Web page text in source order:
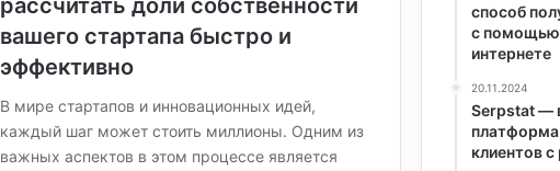
рассчитать доли собственности
вашего стартапа быстро и
эффективно
В мире стартапов и инновационных идей,
каждый шаг может стоить миллионы. Одним из
важных аспектов в этом процессе является
способ
с помощью
интернете
20.11.2024
Serpstat —
клиентов